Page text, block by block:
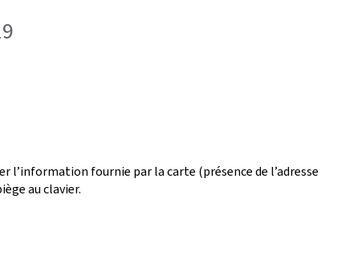
l’information fournie par la carte (présence de l’adresse
au clavier.